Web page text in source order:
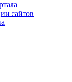
сайтов